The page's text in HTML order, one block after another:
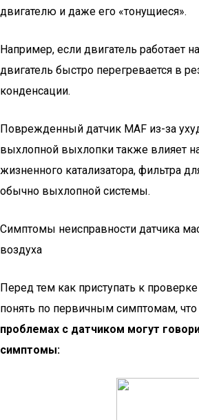
двигателю и даже его «тонущиеся».
Например, если двигатель работает
двигатель быстро перегревается в
конденсации.
Поврежденный датчик MAF из-за
выхлопной выхлопки также влияет
жизненного катализатора, фильтра
обычно выхлопной системы.
Симптомы неисправности датчика
воздуха
Перед тем как приступать к
понять по первичным симптомам, что
проблемах с датчиком могут
симптомы: